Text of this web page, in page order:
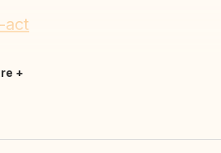
act